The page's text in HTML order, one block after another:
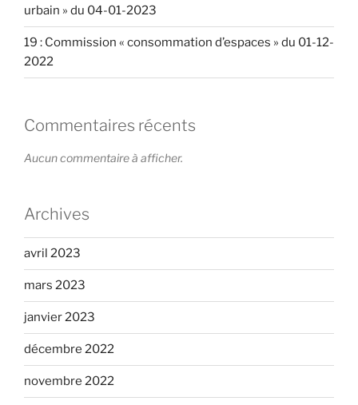
urbain » du 04-01-2023
19 : Commission « consommation d’espaces » du 01-12-
2022
Commentaires récents
Aucun commentaire à afficher.
Archives
avril 2023
mars 2023
janvier 2023
décembre 2022
novembre 2022